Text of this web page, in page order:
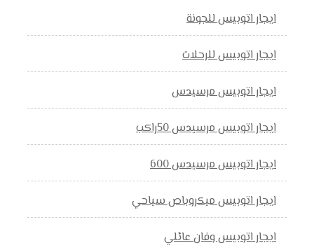
ايجار اتوبيس للجونة
ايجار اتوبيس للرحلات
ايجار اتوبيس مرسيدس
ايجار اتوبيس مرسيدس 50راكب
ايجار اتوبيس مرسيدس 600
ايجار اتوبيس ميكروباص سياحي
ايجار اتوبيس وفان عائلي